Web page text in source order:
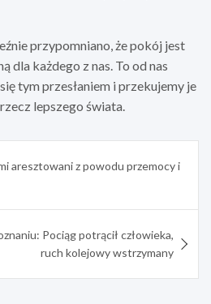
przypomniano, że pokój jest
dla każdego z nas. To od nas
tym przesłaniem i przekujemy je
lepszego świata.
aresztowani z powodu przemocy i
Pociąg potrącił człowieka,
ruch kolejowy wstrzymany